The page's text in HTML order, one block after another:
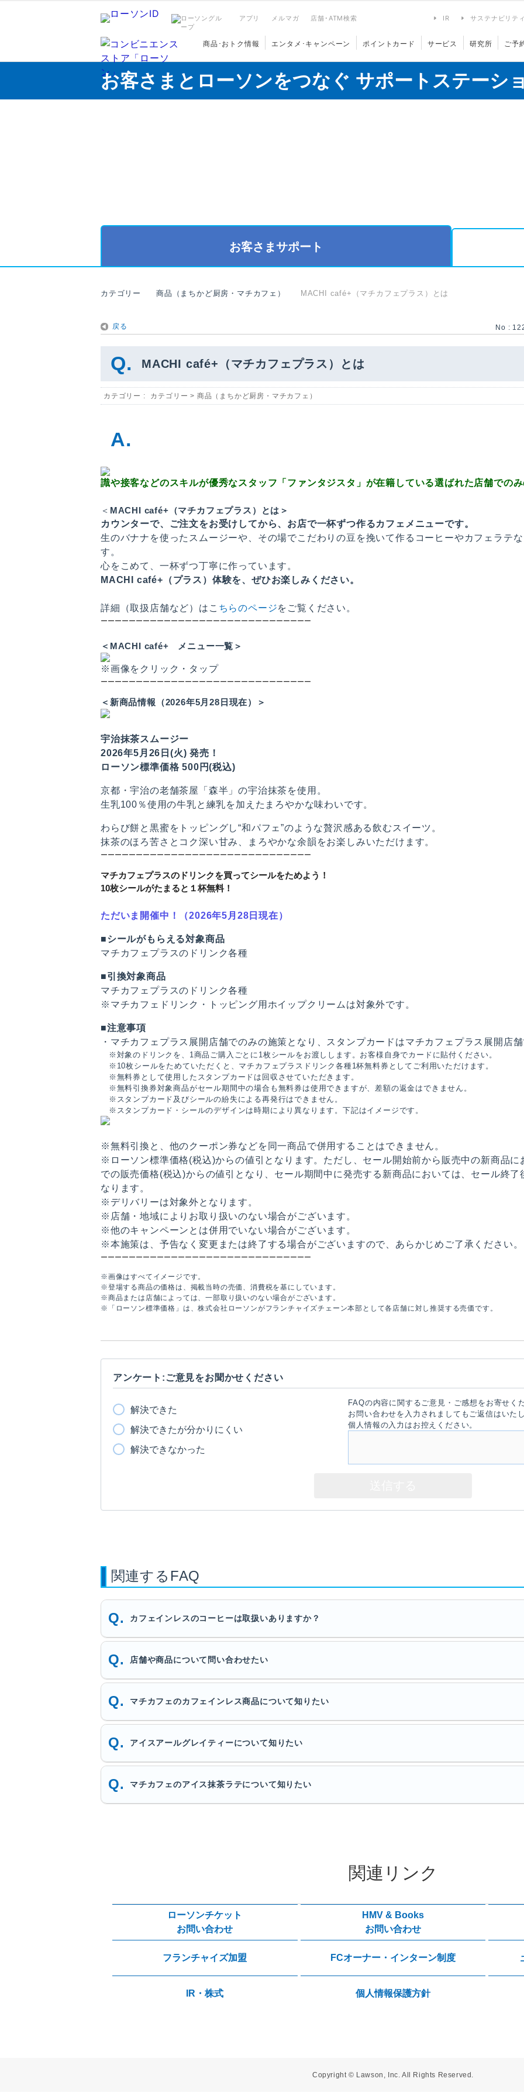
アプリ メルマガ 店舗･ATM検索 IR サステナビリティ
商品･おトク情報 エンタメ･キャンペーン ポイントカード サービス 研究所 ご予
お客さまとローソンをつなぐ サポートステーシ
お客さまサポート
カテゴリー 商品（まちかど厨房・マチカフェ） MACHI café+（マチカフェプラス）とは
戻る No :
MACHI café+（マチカフェプラス）とは
カテゴリー : カテゴリー > 商品（まちかど厨房・マチカフェ）
識や接客などのスキルが優秀なスタッフ「ファンタジスタ」が在籍している選ばれた店舗でのみ
＜ MACHI café+（マチカフェプラス）とは＞
カウンターで、ご注文をお受けしてから、お店で一杯ずつ作るカフェメニューです。
生のバナナを使ったスムージーや、その場でこだわりの豆を挽いて作るコーヒーやカフェラテ
す。
心をこめて、一杯ずつ丁寧に作っています。
MACHI café+（プラス）体験を、ぜひお楽しみください。
詳細（取扱店舗など）はこ ちらのページをご覧ください。
ーーーーーーーーーーーーーーーーーーーーーーーーーーーーーー
＜MACHI café+ メニュー一覧＞
※画像をクリック・タップ
ーーーーーーーーーーーーーーーーーーーーーーーーーーーーーー
＜新商品情報（2026年5月28日現在）＞
宇治抹茶スムージー
2026年5月26日(火) 発売！
ローソン標準価格 500円(税込)
京都・宇治の老舗茶屋「森半」の宇治抹茶を使用。
生乳100％使用の牛乳と練乳を加えたまろやかな味わいです。
わらび餅と黒蜜をトッピングし“和パフェ”のような贅沢感ある飲むスイーツ。
抹茶のほろ苦さとコク深い甘み、まろやかな余韻をお楽しみいただけます。
ーーーーーーーーーーーーーーーーーーーーーーーーーーーーーー
マチカフェプラスのドリンクを買ってシールをためよう！
10枚シールがたまると１杯無料！
ただいま開催中！（2026年5月28日現在）
■シールがもらえる対象商品
マチカフェプラスのドリンク各種
■引換対象商品
マチカフェプラスのドリンク各種
※マチカフェドリンク・トッピング用ホイップクリームは対象外です。
■注意事項
・マチカフェプラス展開店舗でのみの施策となり、スタンプカードはマチカフェプラス展開店舗
※対象のドリンクを、1商品ご購入ごとに1枚シールをお渡しします。お客様自身でカードに貼付ください。
※10枚シールをためていただくと、マチカフェプラスドリンク各種1杯無料券としてご利用いただけます。
※無料券として使用したスタンプカードは回収させていただきます。
※無料引換券対象商品がセール期間中の場合も無料券は使用できますが、差額の返金はできません。
※スタンプカード及びシールの紛失による再発行はできません。
※スタンプカード・シールのデザインは時期により異なります。下記はイメージです。
※無料引換と、他のクーポン券などを同一商品で併用することはできません。
※ローソン標準価格(税込)からの値引となります。ただし、セール開始前から販売中の新商品に
での販売価格(税込)からの値引となり、セール期間中に発売する新商品においては、セール終
なります。
※デリバリーは対象外となります。
※店舗・地域によりお取り扱いのない場合がございます。
※他のキャンペーンとは併用でいない場合がございます。
※本施策は、予告なく変更または終了する場合がございますので、あらかじめご了承ください。
ーーーーーーーーーーーーーーーーーーーーーーーーーーーーーー
※画像はすべてイメージです。
※登場する商品の価格は、掲載当時の売価、消費税を基にしています。
※商品または店舗によっては、一部取り扱いのない場合がございます。
※「ローソン標準価格」は、株式会社ローソンがフランチャイズチェーン本部として各店舗に対し推奨する売価です。
アンケート:ご意見をお聞かせください
解決できた
解決できたが分かりにくい
解決できなかった
FAQの内容に関するご意見・ご感想をお寄せく
お問い合わせを入力されましてもご返信はいた
個人情報の入力はお控えください。
関連するFAQ
カフェインレスのコーヒーは取扱いありますか？
店舗や商品について問い合わせたい
マチカフェのカフェインレス商品について知りたい
アイスアールグレイティーについて知りたい
マチカフェのアイス抹茶ラテについて知りたい
関連リンク
ローソンチケット
お問い合わせ
HMV & Books
お問い合わせ
フランチャイズ加盟 FCオーナー・インターン制度
IR・株式 個人情報保護方針
Copyright © Lawson, Inc. All Rights Reserved.